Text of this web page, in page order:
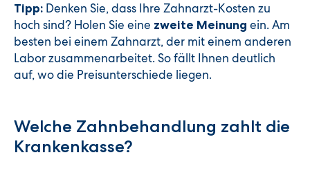
Tipp: Denken Sie, dass Ihre Zahnarzt-Kosten zu
hoch sind? Holen Sie eine zweite Meinung ein. Am
besten bei einem Zahnarzt, der mit einem anderen
Labor zusammenarbeitet. So fällt Ihnen deutlich
auf, wo die Preisunterschiede liegen.
Welche Zahnbehandlung zahlt die
Krankenkasse?